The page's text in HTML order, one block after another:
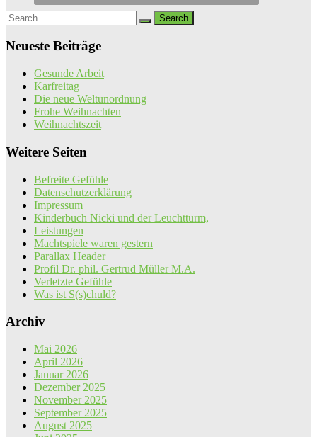
Search
for:
Neueste Beiträge
Gesunde Arbeit
Karfreitag
Die neue Weltunordnung
Frohe Weihnachten
Weihnachtszeit
Weitere Seiten
Befreite Gefühle
Datenschutzerklärung
Impressum
Kinderbuch Nicki und der Leuchtturm,
Leistungen
Machtspiele waren gestern
Parallax Header
Profil Dr. phil. Gertrud Müller M.A.
Verletzte Gefühle
Was ist S(s)chuld?
Archiv
Mai 2026
April 2026
Januar 2026
Dezember 2025
November 2025
September 2025
August 2025